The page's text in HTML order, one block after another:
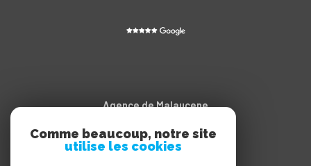
Agence de Malaucene
04.90.65.20.11
contact@sarroimmobilier.fr
Comme beaucoup, notre site
utilise les cookies